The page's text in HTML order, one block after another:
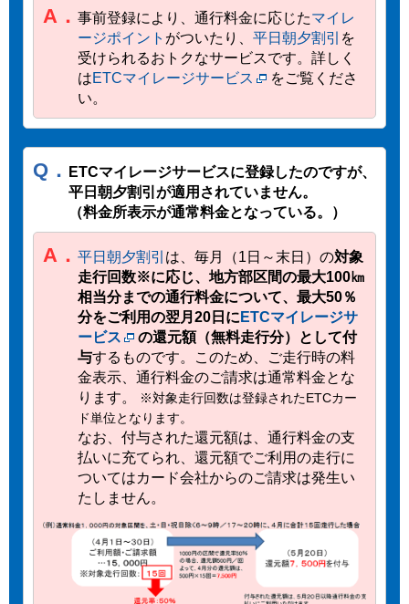
A． 事前登録により、通行料金に応じたマイレ
ージポイント がついたり、 平日朝夕割引 を
受けられるおトクなサービスです。詳しく
はETCマイレージサービス
をご覧くださ
い。
Q．
ETCマイレージサービスに登録したのですが、
平日朝夕割引が適用されていません。
（料金所表示が通常料金となっている。）
A． 平日朝夕割引 は、毎月（1日～末日）の対象
走行回数※に応じ、地方部区間の最大100㎞
相当分までの通行料金について、最大50％
分をご利用の翌月20日に ETCマイレージサ
ービス
の還元額（無料走行分）として付
与するものです。このため、ご走行時の料
金表示、通行料金のご請求は通常料金とな
ります。
※対象走行回数は登録されたETCカー
ド単位となります。
なお、付与された還元額は、通行料金の支
払いに充てられ、還元額でご利用の走行に
ついてはカード会社からのご請求は発生い
たしません。